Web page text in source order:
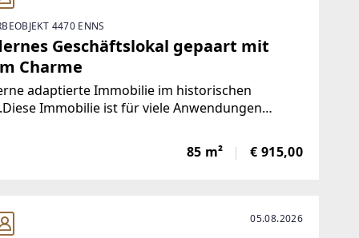
4470 ENNS
Geschäftslokal gepaart mit
Charme
adaptierte Immobilie im historischen
Immobilie ist für viele Anwendungen
Ordination oder Lager ....Das Erdgeschoß hell
Glaselementen und im Untergeschoß
85 m² € 915,00
05.08.2026